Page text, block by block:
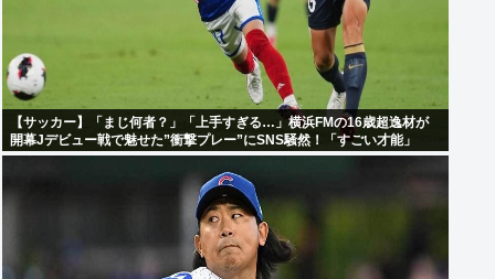
【サッカー】「まじ何者？」「上手すぎる…」横浜FMの16歳超逸材が
開幕Jデビュー戦で魅せた”衝撃プレー”にSNS騒然！「すごい才能」